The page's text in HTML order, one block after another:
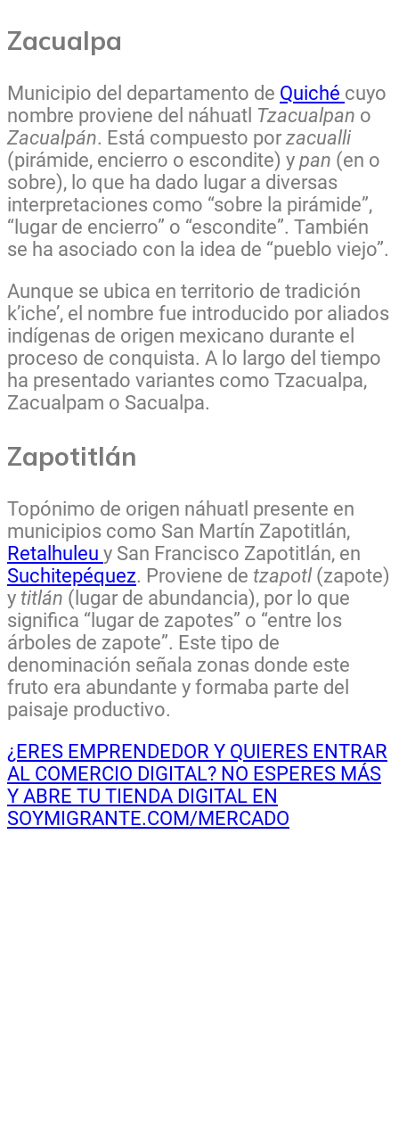
Zacualpa
Municipio del departamento de Quiché cuyo
nombre proviene del náhuatl Tzacualpan o
Zacualpán. Está compuesto por zacualli
(pirámide, encierro o escondite) y pan (en o
sobre), lo que ha dado lugar a diversas
interpretaciones como “sobre la pirámide”,
“lugar de encierro” o “escondite”. También
se ha asociado con la idea de “pueblo viejo”.
Aunque se ubica en territorio de tradición
k’iche’, el nombre fue introducido por aliados
indígenas de origen mexicano durante el
proceso de conquista. A lo largo del tiempo
ha presentado variantes como Tzacualpa,
Zacualpam o Sacualpa.
Zapotitlán
Topónimo de origen náhuatl presente en
municipios como San Martín Zapotitlán,
Retalhuleu y San Francisco Zapotitlán, en
Suchitepéquez. Proviene de tzapotl(zapote)
y titlán (lugar de abundancia), por lo que
significa “lugar de zapotes” o “entre los
árboles de zapote”. Este tipo de
denominación señala zonas donde este
fruto era abundante y formaba parte del
paisaje productivo.
¿ERES EMPRENDEDOR Y QUIERES ENTRAR
AL COMERCIO DIGITAL? NO ESPERES MÁS
Y ABRE TU TIENDA DIGITAL EN
SOYMIGRANTE.COM/MERCADO